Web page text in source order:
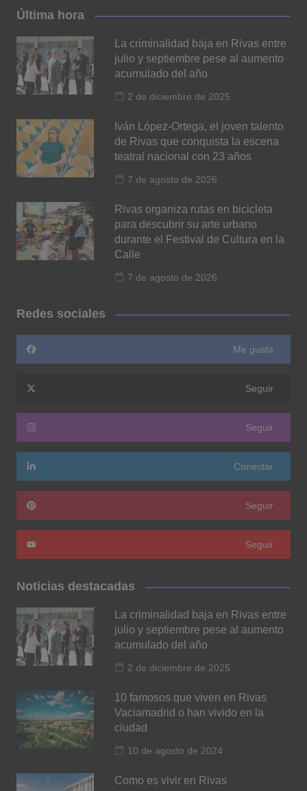
Última hora
La criminalidad baja en Rivas entre
julio y septiembre pese al aumento
acumulado del año
2 de diciembre de 2025
Iván López-Ortega, el joven talento
de Rivas que conquista la escena
teatral nacional con 23 años
7 de agosto de 2026
Rivas organiza rutas en bicicleta
para descubrir su arte urbano
durante el Festival de Cultura en la
Calle
7 de agosto de 2026
Redes sociales
Me gusta
Seguir
Seguir
Conectar
Seguir
Seguir
Noticias destacadas
La criminalidad baja en Rivas entre
julio y septiembre pese al aumento
acumulado del año
2 de diciembre de 2025
10 famosos que viven en Rivas
Vaciamadrid o han vivido en la
ciudad
10 de agosto de 2024
Como es vivir en Rivas